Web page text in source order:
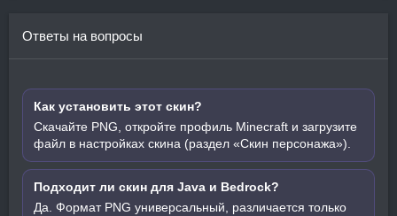
Ответы на вопросы
Как установить этот скин?
Скачайте PNG, откройте профиль Minecraft и загрузите
файл в настройках скина (раздел «Скин персонажа»).
Подходит ли скин для Java и Bedrock?
Да. Формат PNG универсальный, различается только